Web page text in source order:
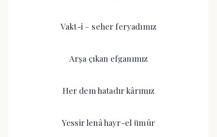
Vakt-i – seher feryadımız
Arşa çıkan efganımız
Her dem hatadır kârımız
Yessir lenâ hayr-el ümûr